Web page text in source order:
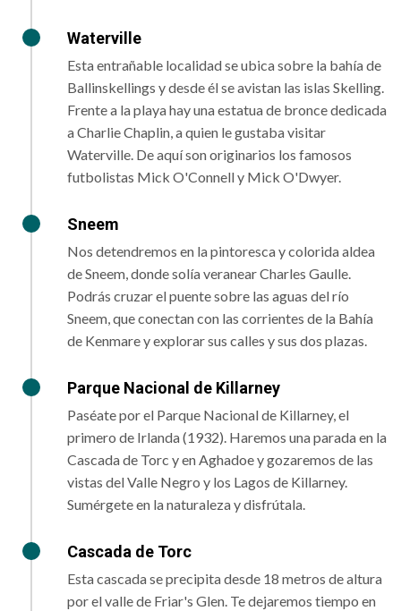
Waterville
Esta entrañable localidad se ubica sobre la bahía de
Ballinskellings y desde él se avistan las islas Skelling.
Frente a la playa hay una estatua de bronce dedicada
a Charlie Chaplin, a quien le gustaba visitar
Waterville. De aquí son originarios los famosos
futbolistas Mick O'Connell y Mick O'Dwyer.
Sneem
Nos detendremos en la pintoresca y colorida aldea
de Sneem, donde solía veranear Charles Gaulle.
Podrás cruzar el puente sobre las aguas del río
Sneem, que conectan con las corrientes de la Bahía
de Kenmare y explorar sus calles y sus dos plazas.
Parque Nacional de Killarney
Paséate por el Parque Nacional de Killarney, el
primero de Irlanda (1932). Haremos una parada en la
Cascada de Torc y en Aghadoe y gozaremos de las
vistas del Valle Negro y los Lagos de Killarney.
Sumérgete en la naturaleza y disfrútala.
Cascada de Torc
Esta cascada se precipita desde 18 metros de altura
por el valle de Friar's Glen. Te dejaremos tiempo en